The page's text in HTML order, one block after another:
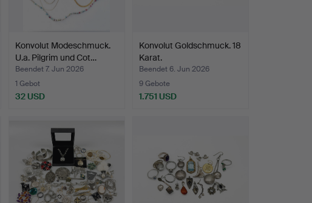
Konvolut Modeschmuck.
U.a. Pilgrim und Cot…
Beendet 7. Jun 2026
1 Gebot
32 USD
Konvolut Goldschmuck. 18
Karat.
Beendet 6. Jun 2026
9 Gebote
1.751 USD